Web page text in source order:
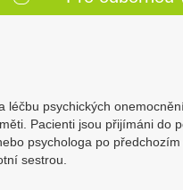
léčbu psychických
Pacienti jsou přijímáni do
psychologa po předchozím
sestrou.